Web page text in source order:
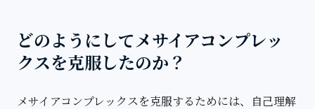
どのようにしてメサイアコンプレッ
クスを克服したのか？
メサイアコンプレックスを克服するためには、自己理解